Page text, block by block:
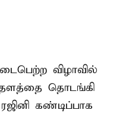
விழாவில்
தொடங்கி
கண்டிப்பாக